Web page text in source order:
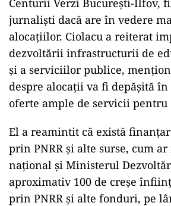
Centurii Verzi București-Ilfov,
jurnaliști dacă are în vedere
alocațiilor. Ciolacu a reiterat
dezvoltării infrastructurii de
și a serviciilor publice,
despre alocații va fi depășită
oferte ample de servicii pentru
El a reamintit că există
prin PNRR și alte surse, cum
național și Ministerul
aproximativ 100 de creșe
prin PNRR și alte fonduri, pe